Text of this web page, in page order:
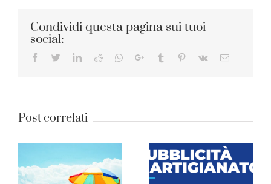
Condividi questa pagina sui tuoi
social:
Facebook
TwitterLinkedIn
RedditWhatsapp
Google+Tumblr Pinterest
Vk Email
Post correlati